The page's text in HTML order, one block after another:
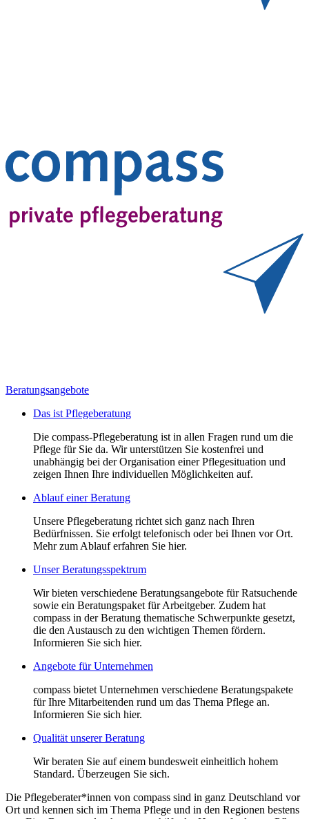
Beratungsangebote
Das ist Pflegeberatung
Die compass-Pflegeberatung ist in allen Fragen rund um die
Pflege für Sie da. Wir unterstützen Sie kostenfrei und
unabhängig bei der Organisation einer Pflegesituation und
zeigen Ihnen Ihre individuellen Möglichkeiten auf.
Ablauf einer Beratung
Unsere Pflegeberatung richtet sich ganz nach Ihren
Bedürfnissen. Sie erfolgt telefonisch oder bei Ihnen vor Ort.
Mehr zum Ablauf erfahren Sie hier.
Unser Beratungsspektrum
Wir bieten verschiedene Beratungsangebote für Ratsuchende
sowie ein Beratungspaket für Arbeitgeber. Zudem hat
compass in der Beratung thematische Schwerpunkte gesetzt,
die den Austausch zu den wichtigen Themen fördern.
Informieren Sie sich hier.
Angebote für Unternehmen
compass bietet Unternehmen verschiedene Beratungspakete
für Ihre Mitarbeitenden rund um das Thema Pflege an.
Informieren Sie sich hier.
Qualität unserer Beratung
Wir beraten Sie auf einem bundesweit einheitlich hohem
Standard. Überzeugen Sie sich.
Die Pflegeberater*innen von compass sind in ganz Deutschland vor
Ort und kennen sich im Thema Pflege und in den Regionen bestens